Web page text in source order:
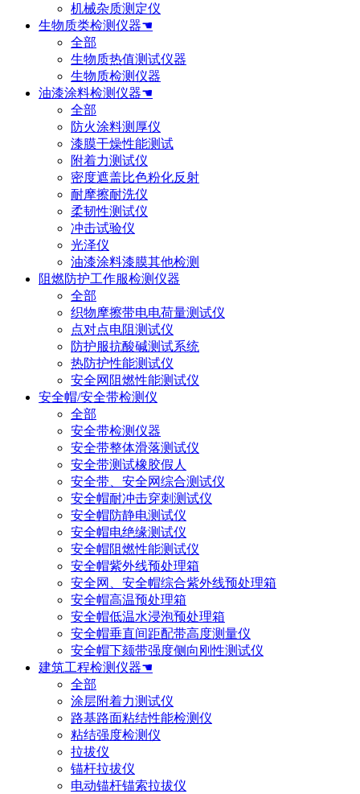
机械杂质测定仪
生物质类检测仪器☚
全部
生物质热值测试仪器
生物质检测仪器
油漆涂料检测仪器☚
全部
防火涂料测厚仪
漆膜干燥性能测试
附着力测试仪
密度遮盖比色粉化反射
耐摩擦耐洗仪
柔韧性测试仪
冲击试验仪
光泽仪
油漆涂料漆膜其他检测
阻燃防护工作服检测仪器
全部
织物摩擦带电电荷量测试仪
点对点电阻测试仪
防护服抗酸碱测试系统
热防护性能测试仪
安全网阻燃性能测试仪
安全帽/安全带检测仪
全部
安全带检测仪器
安全带整体滑落测试仪
安全带测试橡胶假人
安全带、安全网综合测试仪
安全帽耐冲击穿刺测试仪
安全帽防静电测试仪
安全帽电绝缘测试仪
安全帽阻燃性能测试仪
安全帽紫外线预处理箱
安全网、安全帽综合紫外线预处理箱
安全帽高温预处理箱
安全帽低温水浸泡预处理箱
安全帽垂直间距配带高度测量仪
安全帽下颏带强度侧向刚性测试仪
建筑工程检测仪器☚
全部
涂层附着力测试仪
路基路面粘结性能检测仪
粘结强度检测仪
拉拔仪
锚杆拉拔仪
电动锚杆锚索拉拔仪